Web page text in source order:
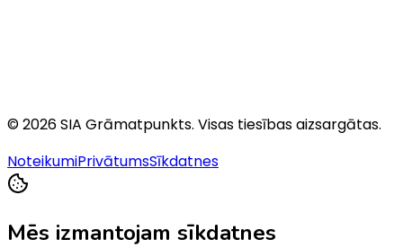
©2026SIA Grāmatpunkts. Visas tiesības aizsargātas.
NoteikumiPrivātumsSīkdatnes
Mēs izmantojam sīkdatnes